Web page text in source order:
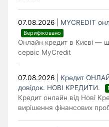
07.08.2026 MYCREDIT
Верифіковано
Онлайн кредит в Києві —
сервіс MyCredit
07.08.2026
Кредит
довідок. НОВІ КРЕДИТИ.
Кредит онлайн від Нові
вирішення фінансових